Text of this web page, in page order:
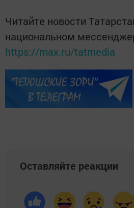
Читайте новости
национальном
https://max.ru/tatmedia
Оставляйте реакции